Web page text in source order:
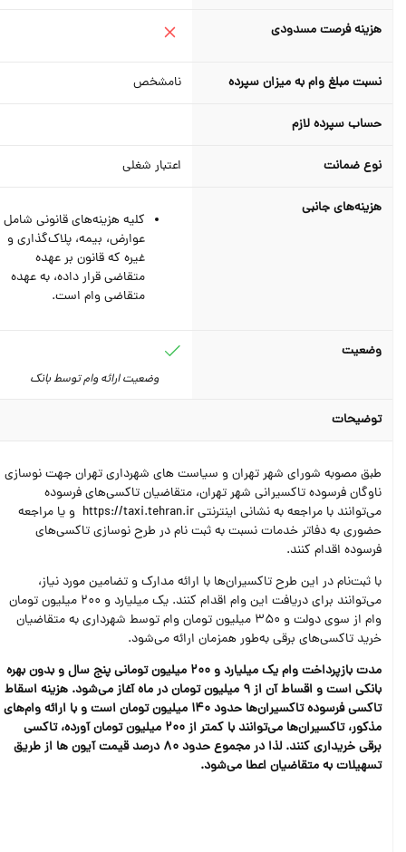
هزینه فرصت مسدودی
نسبت مبلغ وام به میزان سپرده نامشخص
حساب سپرده لازم
نوع ضمانت اعتبار شغلی
هزینه‌های جانبی
کلیه هزینه‌های قانونی شامل
عوارض، بیمه، پلاک‌گذاری و
غیره که قانون بر عهده
متقاضی قرار داده، به عهده
متقاضی وام است.
وضعیت
وضعیت ارائه وام توسط بانک
توضیحات
طبق مصوبه شورای شهر تهران و سیاست های شهرداری تهران جهت نوسازی
ناوگان فرسوده تاکسیرانی شهر تهران، متقاضیان تاکسی‌های فرسوده
می‌توانند با مراجعه به نشانی اینترنتی https://taxi.tehran.ir و یا مراجعه
حضوری به دفاتر خدمات نسبت به ثبت نام در طرح نوسازی تاکسی‌های
فرسوده اقدام کنند.
با ثبت‌نام در این طرح تاکسیران‌ها با ارائه مدارک و تضامین مورد نیاز،
می‌توانند برای دریافت این وام اقدام کنند. یک میلیارد و 200 میلیون تومان
وام از سوی دولت و 350 میلیون تومان وام توسط شهرداری به متقاضیان
خرید تاکسی‌های برقی به‌طور همزمان ارائه می‌شود.
مدت بازپرداخت وام یک میلیارد و 200 میلیون تومانی پنج سال و بدون بهره
بانکی است و اقساط آن از 9 میلیون تومان در ماه آغاز می‌شود. هزینه اسقاط
تاکسی فرسوده تاکسیران‌ها حدود 140 میلیون تومان است و با ارائه وام‌های
مذکور، تاکسیران‌ها می‌توانند با کمتر از 200 میلیون تومان آورده، تاکسی
برقی خریداری کنند. لذا در مجموع حدود 80 درصد قیمت آیون ها از طریق
تسهیلات به متقاضیان اعطا می‌شود.